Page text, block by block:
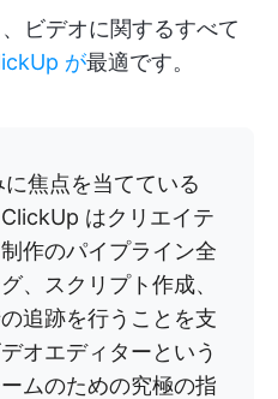
ビデオに関するすべて
が最適です。
焦点を当てている
はクリエイテ
作のパイプライン全
、スクリプト作成、
追跡を行うことを支
オエディターという
ムのための究極の指